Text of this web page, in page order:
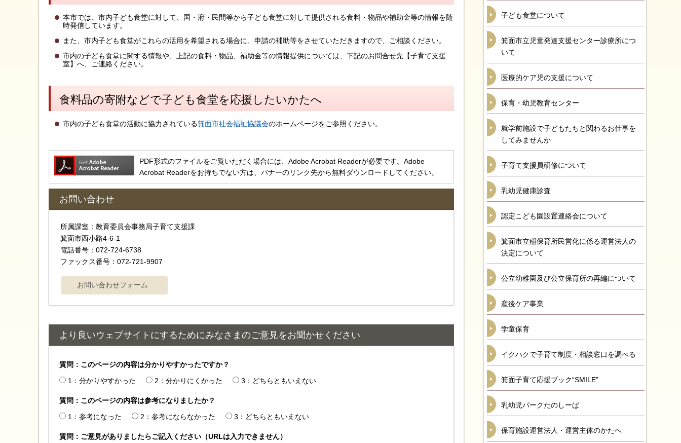
本市では、市内子ども食堂に対して、国・府・民間等から子ども食堂に対して提供される食料・物品や補助金等の情報を随
時発信しています。
また、市内子ども食堂がこれらの活用を希望される場合に、申請の補助等をさせていただきますので、ご相談ください。
市内の子ども食堂に関する情報や、上記の食料・物品、補助金等の情報提供については、下記のお問合せ先【子育て支援
室】へ、ご連絡ください。
食料品の寄附などで子ども食堂を応援したいかたへ
市内の子ども食堂の活動に協力されている箕面市社会福祉協議会のホームページをご参照ください。
PDF形式のファイルをご覧いただく場合には、Adobe Acrobat Readerが必要です。Adobe
Acrobat Readerをお持ちでない方は、バナーのリンク先から無料ダウンロードしてください。
お問い合わせ
所属課室：教育委員会事務局子育て支援課
箕面市西小路4‐6‐1
電話番号：072-724-6738
ファックス番号：072-721-9907
より良いウェブサイトにするためにみなさまのご意見をお聞かせください
質問：このページの内容は分かりやすかったですか？
1：分かりやすかった
2：分かりにくかった 3：どちらともいえない
質問：このページの内容は参考になりましたか？
1：参考になった
2：参考にならなかった 3：どちらともいえない
質問：ご意見がありましたらご記入ください（URLは入力できません）
子ども食堂について
箕面市立児童発達支援センター診療所につ
いて
医療的ケア児の支援について
保育・幼児教育センター
就学前施設で子どもたちと関わるお仕事を
してみませんか
子育て支援員研修について
乳幼児健康診査
認定こども園設置連絡会について
箕面市立稲保育所民営化に係る運営法人の
決定について
公立幼稚園及び公立保育所の再編について
産後ケア事業
学童保育
イクハクで子育て制度・相談窓口を調べる
箕面子育て応援ブック“SMILE”
乳幼児パークたのしーば
保育施設運営法人・運営主体のかたへ